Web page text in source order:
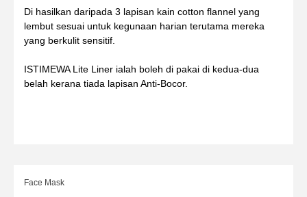
Di hasilkan daripada 3 lapisan kain cotton flannel yang
lembut sesuai untuk kegunaan harian terutama mereka
yang berkulit sensitif.
ISTIMEWA Lite Liner ialah boleh di pakai di kedua-dua
belah kerana tiada lapisan Anti-Bocor.
Face Mask